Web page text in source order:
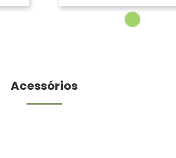
Acessórios